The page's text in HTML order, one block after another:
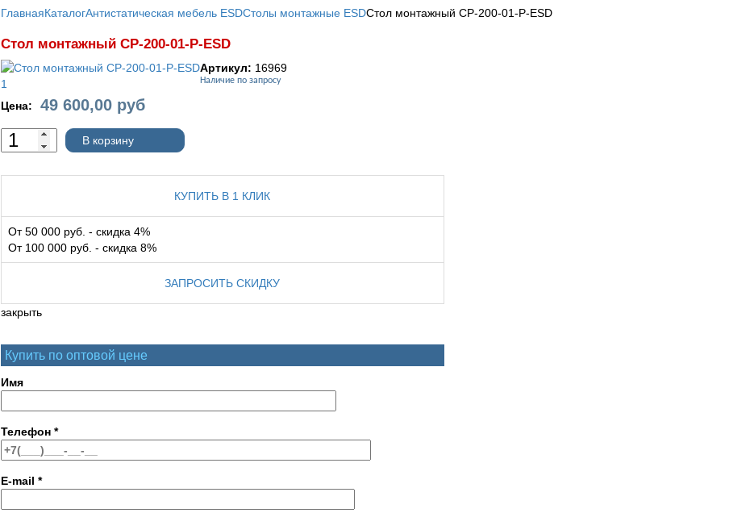
ГлавнаяКаталогАнтистатическая мебель ESDСтолы монтажные ESDСтол монтажный СР-200-01-Р-ESD
Стол монтажный СР-200-01-Р-ESD
Артикул: 16969
Наличие по запросу
Цена: 49 600,00 руб
В корзину
КУПИТЬ В 1 КЛИК
От 50 000 руб. - скидка 4%
От 100 000 руб. - скидка 8%
ЗАПРОСИТЬ СКИДКУ
закрыть
Купить по оптовой цене
Имя
Телефон *
E-mail *